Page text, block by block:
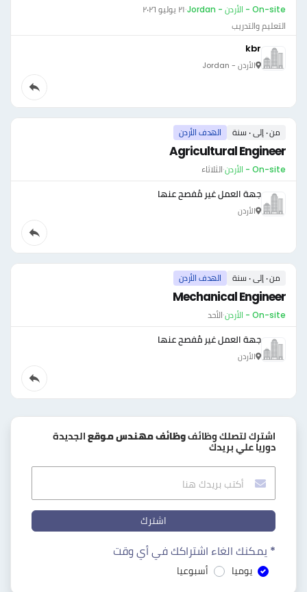
On-site - الأردن - Jordan ·٢١ يوليو ٢٠٢٦
التعليم والتدريب
kbr
الأردن - Jordan
من ٠ إلى ٠ سنة الهدف الأردن
Agricultural Engineer
On-site - الأردن ·الثلاثاء
جهة العمل غير مُفصح عنها
الأردن
من ٠ إلى ٠ سنة الهدف الأردن
Mechanical Engineer
On-site - الأردن ·الأحد
جهة العمل غير مُفصح عنها
الأردن
اشترك لتصلك وظائفوظائف مهندس موقع الجديدة
دوريا علي بريدك
اشترك
* يمكنك الغاء اشتراكك في أي وقت
يوميا أسبوعيا